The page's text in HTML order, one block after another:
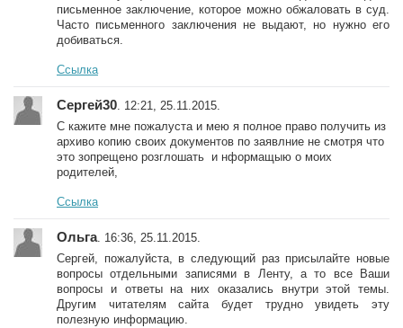
письменное заключение, которое можно обжаловать в суд.
Часто письменного заключения не выдают, но нужно его
добиваться.
Ссылка
Сергей30 . 12:21, 25.11.2015.
С кажите мне пожалуста и мею я полное право получить из
архиво копию своих документов по заявлние не смотря что
это зопрещено розглошать и нформащыю о моих
родителей,
Ссылка
Ольга. 16:36, 25.11.2015.
Сергей, пожалуйста, в следующий раз присылайте новые
вопросы отдельными записями в Ленту, а то все Ваши
вопросы и ответы на них оказались внутри этой темы.
Другим читателям сайта будет трудно увидеть эту
полезную информацию.